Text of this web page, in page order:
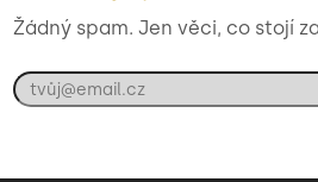
Žádný spam. Jen věci, co stojí